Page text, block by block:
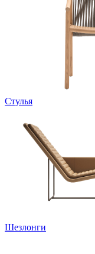
Стулья
Шезлонги